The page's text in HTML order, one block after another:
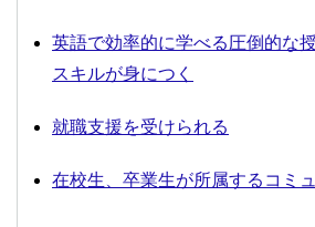
英語で効率的に学べる圧倒的な
スキルが身につく
就職支援を受けられる
在校生、卒業生が所属するコミ